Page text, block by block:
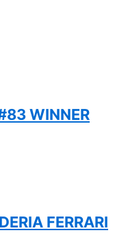
WINNER
FERRARI